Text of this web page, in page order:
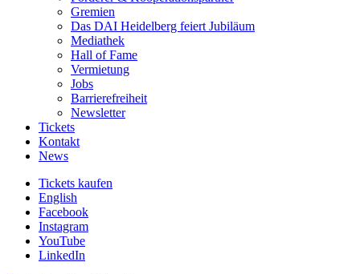
Gremien
Das DAI Heidelberg feiert Jubiläum
Mediathek
Hall of Fame
Vermietung
Jobs
Barrierefreiheit
Newsletter
Tickets
Kontakt
News
Tickets kaufen
English
Facebook
Instagram
YouTube
LinkedIn